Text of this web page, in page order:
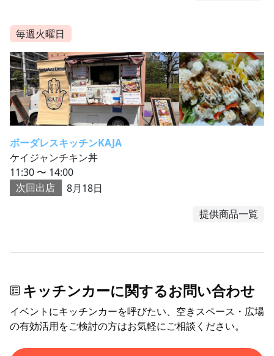
毎週火曜日
ボーダレスキッチンKAJA
ケイジャンチキン丼
11:30 〜 14:00
次回出店
8月18日
提供商品一覧
キッチンカーに関するお問い合わせ
イベントにキッチンカーを呼びたい、空きスペース・広場
の有効活用をご検討の方はお気軽にご相談ください。